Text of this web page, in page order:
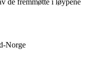
de fremmøtte i løypene
Norge